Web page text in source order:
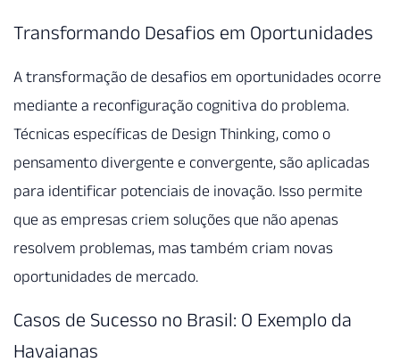
Transformando Desafios em Oportunidades
A transformação de desafios em oportunidades ocorre
mediante a reconfiguração cognitiva do problema.
Técnicas específicas de Design Thinking, como o
pensamento divergente e convergente, são aplicadas
para identificar potenciais de inovação. Isso permite
que as empresas criem soluções que não apenas
resolvem problemas, mas também criam novas
oportunidades de mercado.
Casos de Sucesso no Brasil: O Exemplo da
Havaianas